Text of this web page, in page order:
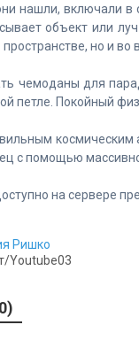
нашли, включали
объект или
но и во
чемоданы для
петле. Покойный
с помощью
на сервере
Ришко
Youtube03